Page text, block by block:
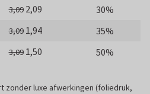
3,09 2,09
30%
3,09 1,94
35%
3,09 1,50 50%
zonder luxe afwerkingen (foliedruk,